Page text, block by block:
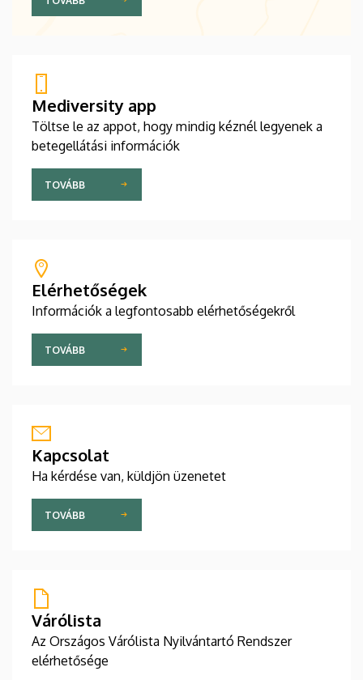
Mediversity app
Töltse le az appot, hogy mindig kéznél legyenek a
betegellátási információk
TOVÁBB
Elérhetőségek
Információk a legfontosabb elérhetőségekről
TOVÁBB
Kapcsolat
Ha kérdése van, küldjön üzenetet
TOVÁBB
Várólista
Az Országos Várólista Nyilvántartó Rendszer
elérhetősége